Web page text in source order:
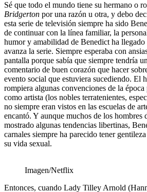
Sé que todo el mundo tiene su hermano o
Bridgerton por una razón u otra, y debo
esta serie de televisión siempre ha sido
de continuar con la línea familiar, la
humor y amabilidad de Benedict ha
avanza la serie. Siempre esperaba con
pantalla porque sabía que siempre tendría
comentario de buen corazón que hacer
evento social que estuviera sucediendo. El
rompiera algunas convenciones de la época
como artista (los nobles terratenientes,
no siempre eran vistos en las escuelas de
encantó. Y aunque muchos de los hombres
mostrado algunas tendencias libertinas,
carnales siempre ha parecido tener
su vida sexual.
Imagen/Netflix
Entonces, cuando Lady Tilley Arnold